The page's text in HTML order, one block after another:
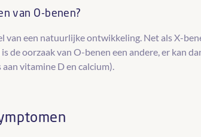
van O-benen?
van een natuurlijke ontwikkeling. Net als X-
de oorzaak van O-benen een andere, er kan
vitamine D en calcium).